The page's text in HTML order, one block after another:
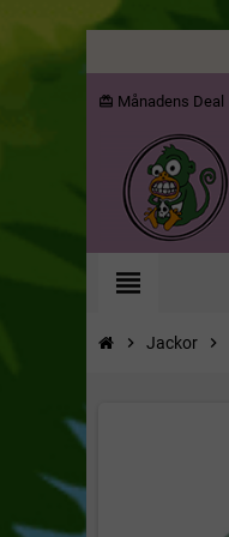
card_giftcard Månadens Deal
view_headline
chevron_right Jackor chevron_right